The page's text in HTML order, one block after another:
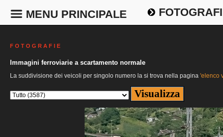
MENU PRINCIPALE
F O T O G R A F I E
Immagini ferroviarie a scartamento normale
La suddivisione dei veicoli per singolo numero la si trova nella pagina 'elenco